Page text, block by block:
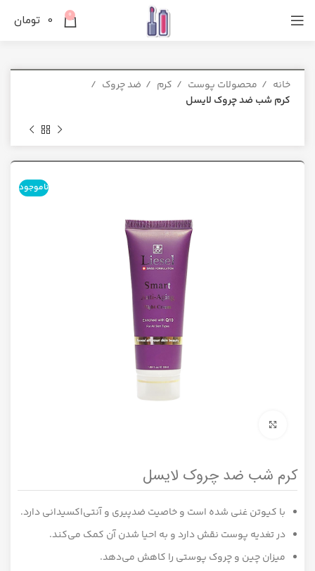
0
0 تومان
خانه محصولات پوست کرم
ضد چروک
کرم شب ضد چروک لایسل
ناموجود
کرم شب ضد چروک لایسل
با کیوتن غنی شده است و خاصیت ضدپیری و آنتی‌اکسیدانی دارد.
در تغدیه پوست نقش دارد و به احیا شدن آن کمک می‌کند.
میزان چین و چروک پوستی را کاهش می‌دهد.